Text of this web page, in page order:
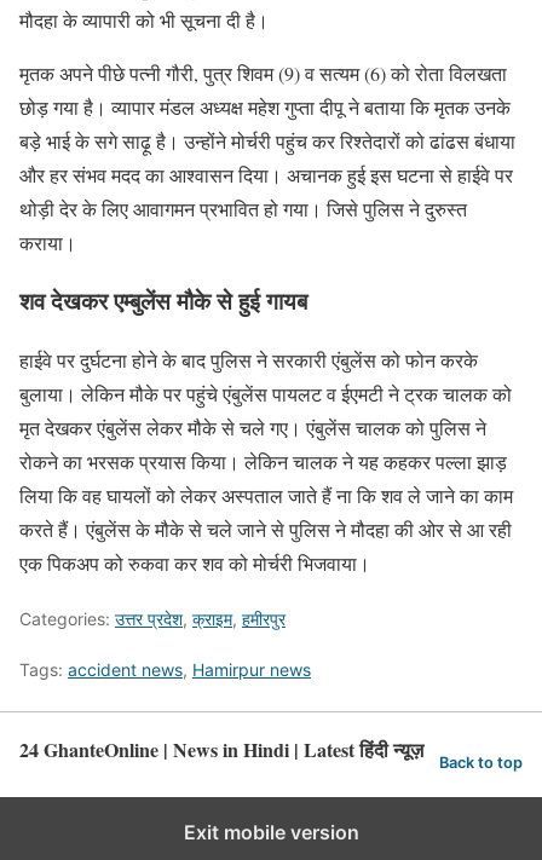
मौदहा के व्यापारी को भी सूचना दी है।
मृतक अपने पीछे पत्नी गौरी, पुत्र शिवम (9) व सत्यम (6) को रोता विलखता
छोड़ गया है। व्यापार मंडल अध्यक्ष महेश गुप्ता दीपू ने बताया कि मृतक उनके
बड़े भाई के सगे साढ़ू है। उन्होंने मोर्चरी पहुंच कर रिश्तेदारों को ढांढस बंधाया
और हर संभव मदद का आश्वासन दिया। अचानक हुई इस घटना से हाईवे पर
थोड़ी देर के लिए आवागमन प्रभावित हो गया। जिसे पुलिस ने दुरुस्त
कराया।
शव देखकर एम्बुलेंस मौके से हुई गायब
हाईवे पर दुर्घटना होने के बाद पुलिस ने सरकारी एंबुलेंस को फोन करके
बुलाया। लेकिन मौके पर पहुंचे एंबुलेंस पायलट व ईएमटी ने ट्रक चालक को
मृत देखकर एंबुलेंस लेकर मौके से चले गए। एंबुलेंस चालक को पुलिस ने
रोकने का भरसक प्रयास किया। लेकिन चालक ने यह कहकर पल्ला झाड़
लिया कि वह घायलों को लेकर अस्पताल जाते हैं ना कि शव ले जाने का काम
करते हैं। एंबुलेंस के मौके से चले जाने से पुलिस ने मौदहा की ओर से आ रही
एक पिकअप को रुकवा कर शव को मोर्चरी भिजवाया।
Categories: उत्तर प्रदेश, क्राइम, हमीरपुर
Tags: accident news, Hamirpur news
24 GhanteOnline | News in Hindi | Latest हिंदी न्यूज़ Back to top
Exit mobile version